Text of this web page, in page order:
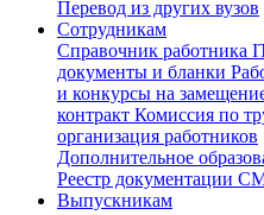
Перевод из других вузов
Сотрудникам
Cправочник работника
документы и бланки
и конкурсы на
контракт Комиссия по
организация работников
Дополнительное
Реестр документации
Выпускникам